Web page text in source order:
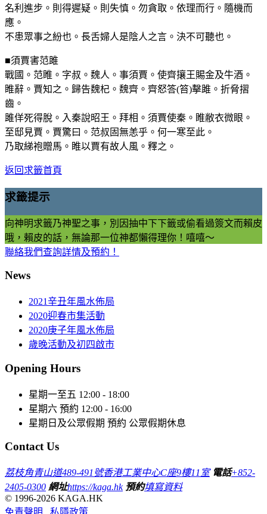
名利進步。則得遲疑。則失慎。勿貪取。依理而行。隨機而
應。
不患眾事之紛也。長舌婦人是陰人之言。決不可聽也。
■須賈害范雎
戰國。范睢。字叔。魏人。事須賈。使齊攘王賜金及牛酒。
睢辭。賈知之。歸告魏杞。魏齊。齊怒答(笞)擊雎。折脅摺
齒。
雎佯死得脫。入秦說昭王。拜相。須賈使秦。睢敝衣微眼。
至邸見賈。賈驚曰。范叔固無恙乎。何一寒至此。
乃取綈袍贈馬。睢以賈有故人風。釋之。
返回求籤首頁
求籤提示
向神明求籤乃神聖之事，別因抽中下下籤或偷看過簽文而賴皮
哦，賴皮的話，無論那一位神都懶得理你！嘻嘻～
聯絡我們查詢詳情及預約！
News
2021辛丑年風水佈局
2020迎春市集活動
2020庚子年風水佈局
歲晚活動及初四啟市
Opening Hours
星期一至五 12:00 - 18:00
星期六 預約 12:00 - 16:00
星期日及公眾假期 預約 公眾假期休息
Contact Us
荔枝角青山道489-491號香港工業中心C座9樓11室 電話+852-
2405-0300 網址https://kaga.hk 預約填寫資料
© 1996-2026 KAGA.HK
免責聲明
私隱政策